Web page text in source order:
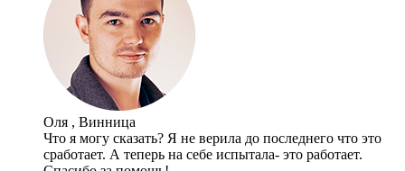
Оля , Винница
Что я могу сказать? Я не верила до последнего что это
сработает. А теперь на себе испытала- это работает.